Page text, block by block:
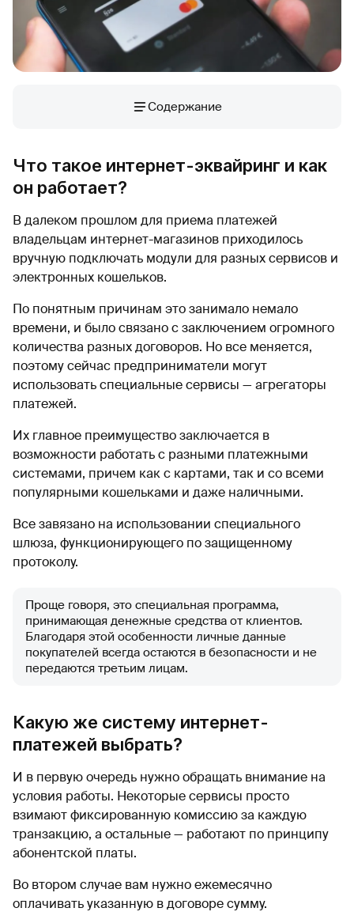
Содержание
Что такое интернет-эквайринг и как
он работает?
В далеком прошлом для приема платежей
владельцам интернет-магазинов приходилось
вручную подключать модули для разных сервисов и
электронных кошельков.
По понятным причинам это занимало немало
времени, и было связано с заключением огромного
количества разных договоров. Но все меняется,
поэтому сейчас предприниматели могут
использовать специальные сервисы — агрегаторы
платежей.
Их главное преимущество заключается в
возможности работать с разными платежными
системами, причем как с картами, так и со всеми
популярными кошельками и даже наличными.
Все завязано на использовании специального
шлюза, функционирующего по защищенному
протоколу.
Проще говоря, это специальная программа,
принимающая денежные средства от клиентов.
Благодаря этой особенности личные данные
покупателей всегда остаются в безопасности и не
передаются третьим лицам.
Какую же систему интернет-
платежей выбрать?
И в первую очередь нужно обращать внимание на
условия работы. Некоторые сервисы просто
взимают фиксированную комиссию за каждую
транзакцию, а остальные — работают по принципу
абонентской платы.
Во втором случае вам нужно ежемесячно
оплачивать указанную в договоре сумму.